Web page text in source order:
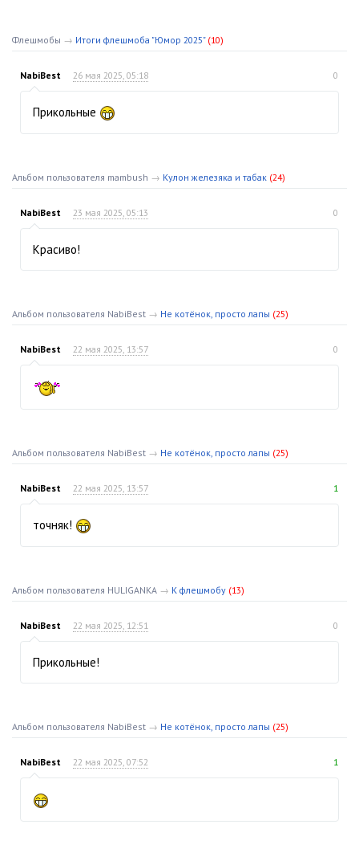
Флешмобы → Итоги флешмоба "Юмор 2025" (10)
NabiBest 26 мая 2025, 05:18 0
Прикольные
Альбом пользователя mambush → Кулон железяка и табак (24)
NabiBest 23 мая 2025, 05:13 0
Красиво!
Альбом пользователя NabiBest → Не котёнок, просто лапы (25)
NabiBest 22 мая 2025, 13:57 0
Альбом пользователя NabiBest → Не котёнок, просто лапы (25)
NabiBest 22 мая 2025, 13:57 1
точняк!
Альбом пользователя HULIGANKA → К флешмобу (13)
NabiBest 22 мая 2025, 12:51 0
Прикольные!
Альбом пользователя NabiBest → Не котёнок, просто лапы (25)
NabiBest 22 мая 2025, 07:52 1